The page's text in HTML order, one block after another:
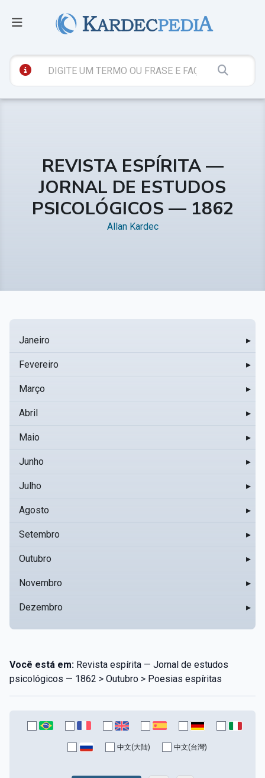
REVISTA ESPÍRITA —
JORNAL DE ESTUDOS
PSICOLÓGICOS — 1862
Allan Kardec
Janeiro ▸
Fevereiro ▸
Março ▸
Abril ▸
Maio ▸
Junho ▸
Julho ▸
Agosto ▸
Setembro ▸
Outubro ▸
Novembro ▸
Dezembro ▸
Você está em: Revista espírita — Jornal de estudos
psicológicos — 1862 > Outubro > Poesias espíritas
中文(大陆) 中文(台灣)